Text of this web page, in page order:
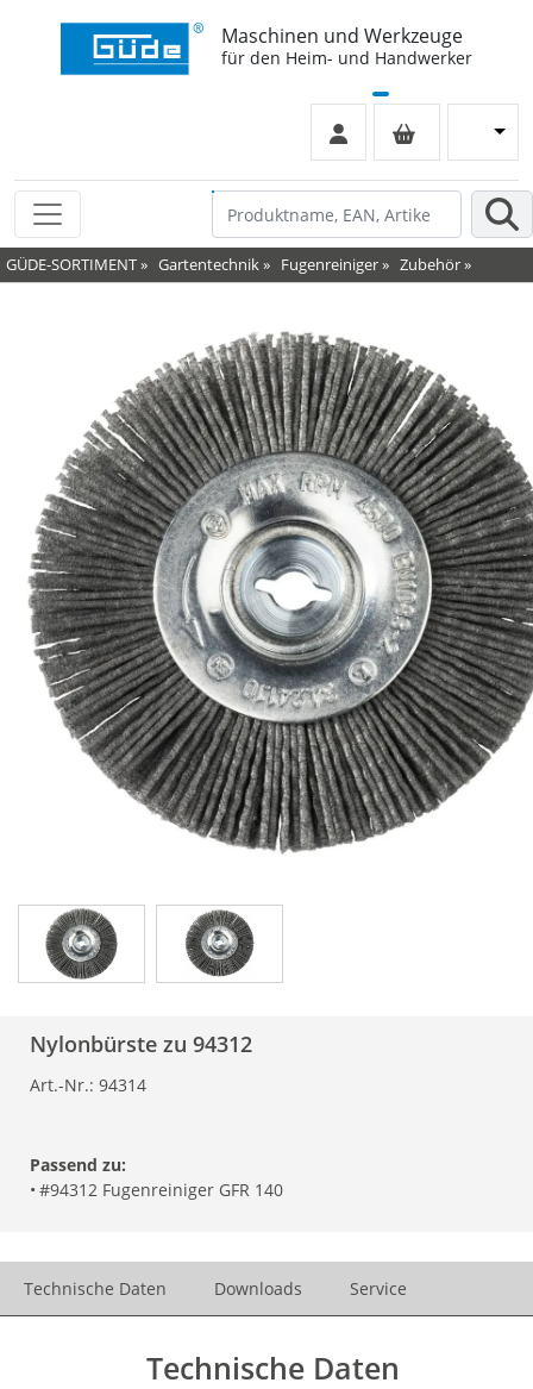
Maschinen und Werkzeuge
für den Heim- und Handwerker
GÜDE-SORTIMENT» Gartentechnik» Fugenreiniger» Zubehör»
Nylonbürste zu 94312
Art.-Nr.: 94314
Passend zu:
• #94312 Fugenreiniger GFR 140
Technische Daten Downloads Service
Technische Daten